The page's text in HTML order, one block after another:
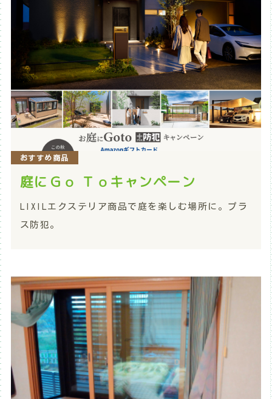
庭にＧｏ Ｔｏキャンペーン
LIXILエクステリア商品で庭を楽しむ場所に。プラ
ス防犯。
おすすめ商品